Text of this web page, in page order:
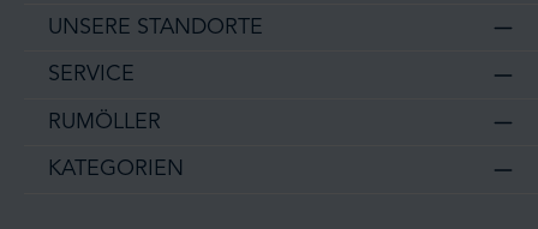
UNSERE STANDORTE
SERVICE
RUMÖLLER
KATEGORIEN